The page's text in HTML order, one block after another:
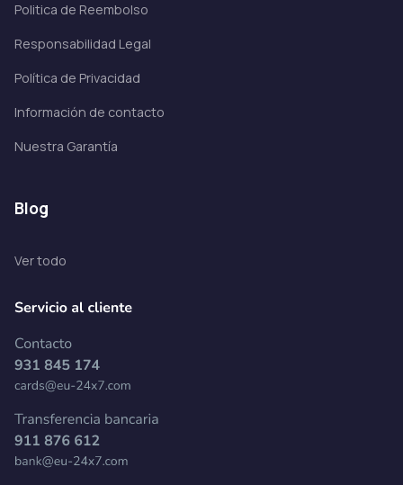
Politica de Reembolso
Responsabilidad Legal
Política de Privacidad
Información de contacto
Nuestra Garantía
blog
Ver todo